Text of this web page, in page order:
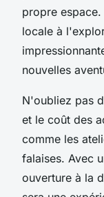
propre
locale à
nouvelles
N'oubliez pas
et le coût des
comme les
falaises. Avec
ouverture à la